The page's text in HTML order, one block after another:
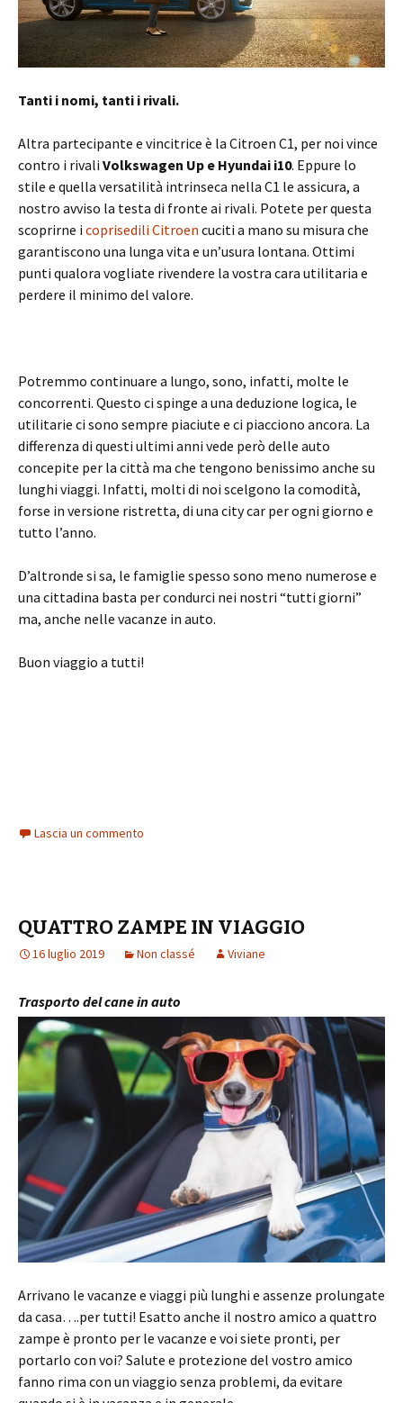
Tanti i nomi, tanti i rivali.
Altra partecipante e vincitrice è la Citroen C1, per noi vince
contro i rivali Volkswagen Up e Hyundai i10. Eppure lo
stile e quella versatilità intrinseca nella C1 le assicura, a
nostro avviso la testa di fronte ai rivali. Potete per questa
scoprirne i coprisedili Citroen cuciti a mano su misura che
garantiscono una lunga vita e un’usura lontana. Ottimi
punti qualora vogliate rivendere la vostra cara utilitaria e
perdere il minimo del valore.
Potremmo continuare a lungo, sono, infatti, molte le
concorrenti. Questo ci spinge a una deduzione logica, le
utilitarie ci sono sempre piaciute e ci piacciono ancora. La
differenza di questi ultimi anni vede però delle auto
concepite per la città ma che tengono benissimo anche su
lunghi viaggi. Infatti, molti di noi scelgono la comodità,
forse in versione ristretta, di una city car per ogni giorno e
tutto l’anno.
D’altronde si sa, le famiglie spesso sono meno numerose e
una cittadina basta per condurci nei nostri “tutti giorni”
ma, anche nelle vacanze in auto.
Buon viaggio a tutti!
Lascia un commento
QUATTRO ZAMPE IN VIAGGIO
16 luglio 2019 Non classé Viviane
Trasporto del cane in auto
Arrivano le vacanze e viaggi più lunghi e assenze prolungate
da casa….per tutti! Esatto anche il nostro amico a quattro
zampe è pronto per le vacanze e voi siete pronti, per
portarlo con voi? Salute e protezione del vostro amico
fanno rima con un viaggio senza problemi, da evitare